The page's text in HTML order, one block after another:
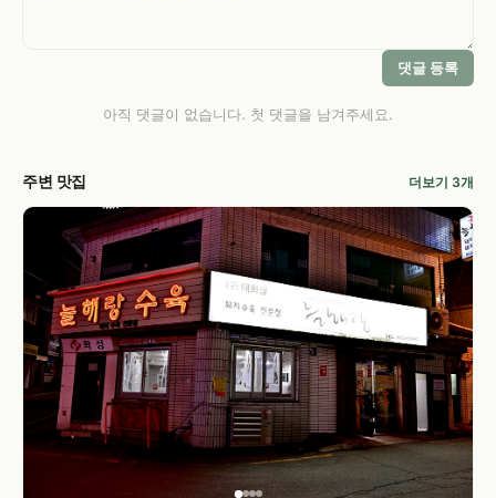
댓글 등록
아직 댓글이 없습니다. 첫 댓글을 남겨주세요.
주변 맛집 더보기 3개